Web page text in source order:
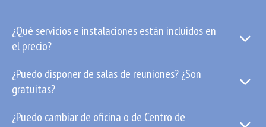
¿Qué servicios e instalaciones están incluidos en
el precio?
¿Puedo disponer de salas de reuniones? ¿Son
gratuitas?
¿Puedo cambiar de oficina o de Centro de